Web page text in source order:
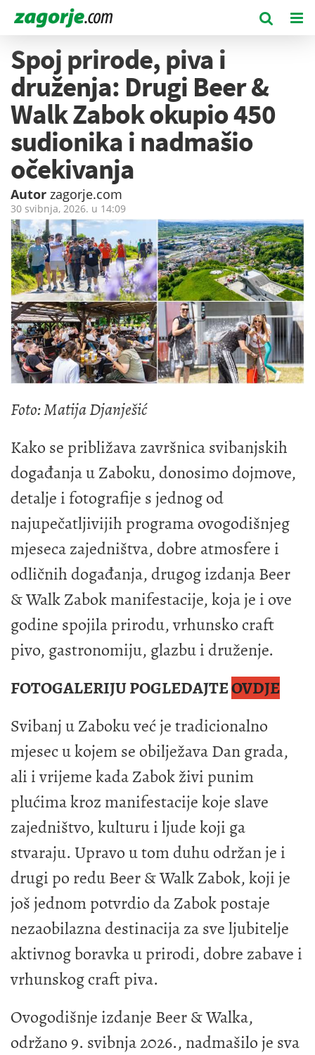
Spoj prirode, piva i
druženja: Drugi Beer &
Walk Zabok okupio 450
sudionika i nadmašio
očekivanja
Autor zagorje.com
30 svibnja, 2026. u 14:09
Foto: Matija Djanješić
Kako se približava završnica svibanjskih
događanja u Zaboku, donosimo dojmove,
detalje i fotografije s jednog od
najupečatljivijih programa ovogodišnjeg
mjeseca zajedništva, dobre atmosfere i
odličnih događanja, drugog izdanja Beer
& Walk Zabok manifestacije, koja je i ove
godine spojila prirodu, vrhunsko craft
pivo, gastronomiju, glazbu i druženje.
FOTOGALERIJU POGLEDAJTEOVDJE
Svibanj u Zaboku već je tradicionalno
mjesec u kojem se obilježava Dan grada,
ali i vrijeme kada Zabok živi punim
plućima kroz manifestacije koje slave
zajedništvo, kulturu i ljude koji ga
stvaraju. Upravo u tom duhu održan je i
drugi po redu Beer & Walk Zabok, koji je
još jednom potvrdio da Zabok postaje
nezaobilazna destinacija za sve ljubitelje
aktivnog boravka u prirodi, dobre zabave i
vrhunskog craft piva.
Ovogodišnje izdanje Beer & Walka,
održano 9. svibnja 2026., nadmašilo je sva